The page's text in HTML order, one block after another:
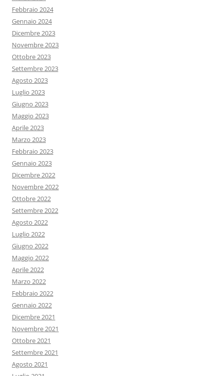
Febbraio 2024
Gennaio 2024
Dicembre 2023
Novembre 2023
Ottobre 2023
Settembre 2023
Agosto 2023
Luglio 2023
Giugno 2023
Maggio 2023
Aprile 2023
Marzo 2023
Febbraio 2023
Gennaio 2023
Dicembre 2022
Novembre 2022
Ottobre 2022
Settembre 2022
Agosto 2022
Luglio 2022
Giugno 2022
Maggio 2022
Aprile 2022
Marzo 2022
Febbraio 2022
Gennaio 2022
Dicembre 2021
Novembre 2021
Ottobre 2021
Settembre 2021
Agosto 2021